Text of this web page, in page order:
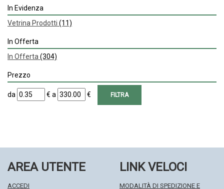
In Evidenza
Vetrina Prodotti (11)
In Offerta
In Offerta (304)
Prezzo
filtra
da
da €
filtra
a
a €
AREA UTENTE
ACCEDI
LINK VELOCI
MODALITÀ DI SPEDIZIONE E